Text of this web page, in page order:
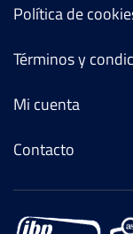
Política de
Términos y
Mi cuenta
Contacto